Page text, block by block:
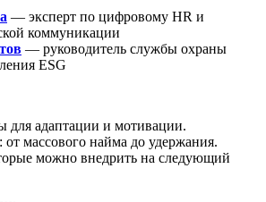
— эксперт по цифровому HR и
коммуникации
— руководитель службы охраны
ESG
для адаптации и мотивации.
массового найма до удержания.
можно внедрить на следующий